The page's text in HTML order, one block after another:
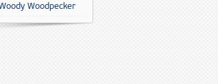
Woodpecker